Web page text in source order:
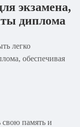
экзамена,
диплома
легко
обеспечивая
свою память и